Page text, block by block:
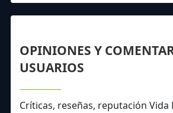
OPINIONES Y
USUARIOS
Críticas, reseñas, reputación